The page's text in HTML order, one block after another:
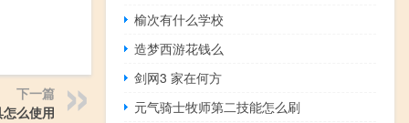
下一篇
么使用
榆次有什么学校
造梦西游花钱么
剑网3 家在何方
元气骑士牧师第二技能怎么刷